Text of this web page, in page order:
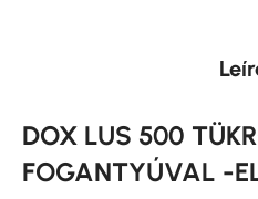
DOX LUS 500
FOGANTYÚVAL -